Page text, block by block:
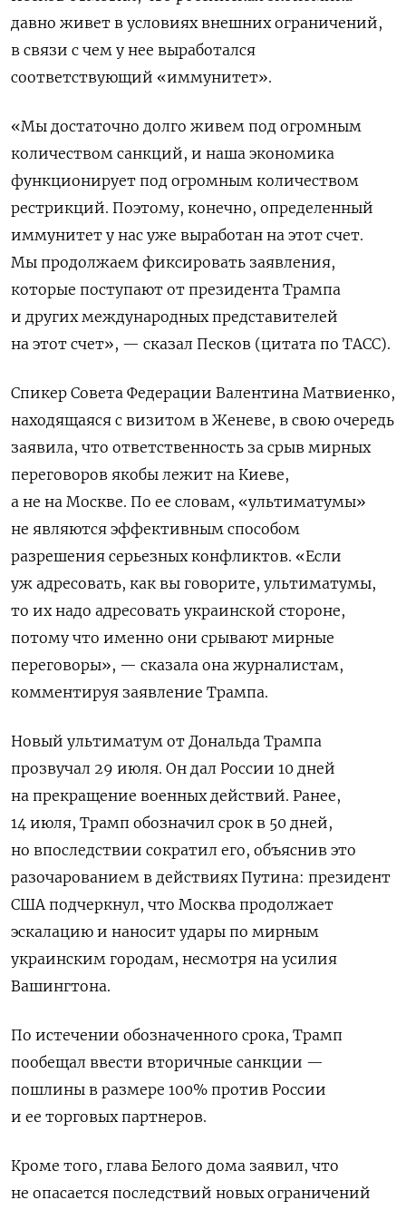
давно живет в условиях внешних ограничений,
в связи с чем у нее выработался
соответствующий «иммунитет».
«Мы достаточно долго живем под огромным
количеством санкций, и наша экономика
функционирует под огромным количеством
рестрикций. Поэтому, конечно, определенный
иммунитет у нас уже выработан на этот счет.
Мы продолжаем фиксировать заявления,
которые поступают от президента Трампа
и других международных представителей
на этот счет», — сказал Песков (цитата по ТАСС).
Спикер Совета Федерации Валентина Матвиенко,
находящаяся с визитом в Женеве, в свою очередь
заявила, что ответственность за срыв мирных
переговоров якобы лежит на Киеве,
а не на Москве. По ее словам, «ультиматумы»
не являются эффективным способом
разрешения серьезных конфликтов. «Если
уж адресовать, как вы говорите, ультиматумы,
то их надо адресовать украинской стороне,
потому что именно они срывают мирные
переговоры», — сказала она журналистам,
комментируя заявление Трампа.
Новый ультиматум от Дональда Трампа
прозвучал 29 июля. Он дал России 10 дней
на прекращение военных действий. Ранее,
14 июля, Трамп обозначил срок в 50 дней,
но впоследствии сократил его, объяснив это
разочарованием в действиях Путина: президент
США подчеркнул, что Москва продолжает
эскалацию и наносит удары по мирным
украинским городам, несмотря на усилия
Вашингтона.
По истечении обозначенного срока, Трамп
пообещал ввести вторичные санкции —
пошлины в размере 100% против России
и ее торговых партнеров.
Кроме того, глава Белого дома заявил, что
не опасается последствий новых ограничений